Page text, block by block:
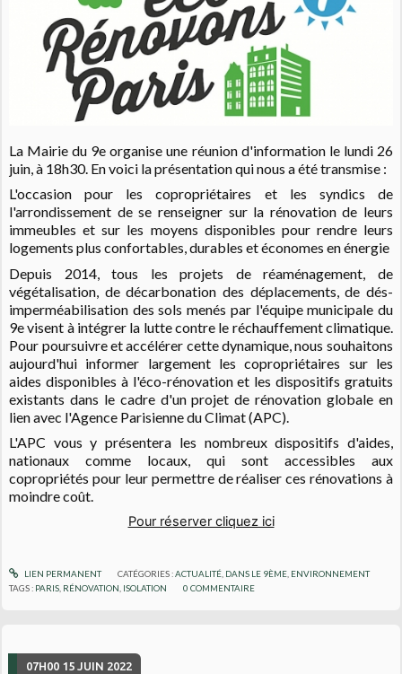
La Mairie du 9e organise une réunion d'information le lundi 26
juin, à 18h30. En voici la présentation qui nous a été transmise :
L'occasion pour les copropriétaires et les syndics de
l'arrondissement de se renseigner sur la rénovation de leurs
immeubles et sur les moyens disponibles pour rendre leurs
logements plus confortables, durables et économes en énergie
Depuis 2014, tous les projets de réaménagement, de
végétalisation, de décarbonation des déplacements, de dés-
imperméabilisation des sols menés par l'équipe municipale du
9e visent à intégrer la lutte contre le réchauffement climatique.
Pour poursuivre et accélérer cette dynamique, nous souhaitons
aujourd'hui informer largement les copropriétaires sur les
aides disponibles à l'éco-rénovation et les dispositifs gratuits
existants dans le cadre d'un projet de rénovation globale en
lien avec l'Agence Parisienne du Climat (APC).
L'APC vous y présentera les nombreux dispositifs d'aides,
nationaux comme locaux, qui sont accessibles aux
copropriétés pour leur permettre de réaliser ces rénovations à
moindre coût.
Pour réserver cliquez ici
LIEN PERMANENT CATÉGORIES :ACTUALITÉ, DANS LE 9ÈME, ENVIRONNEMENT
TAGS : PARIS, RÉNOVATION, ISOLATION 0 COMMENTAIRE
07H00 15 JUIN 2022